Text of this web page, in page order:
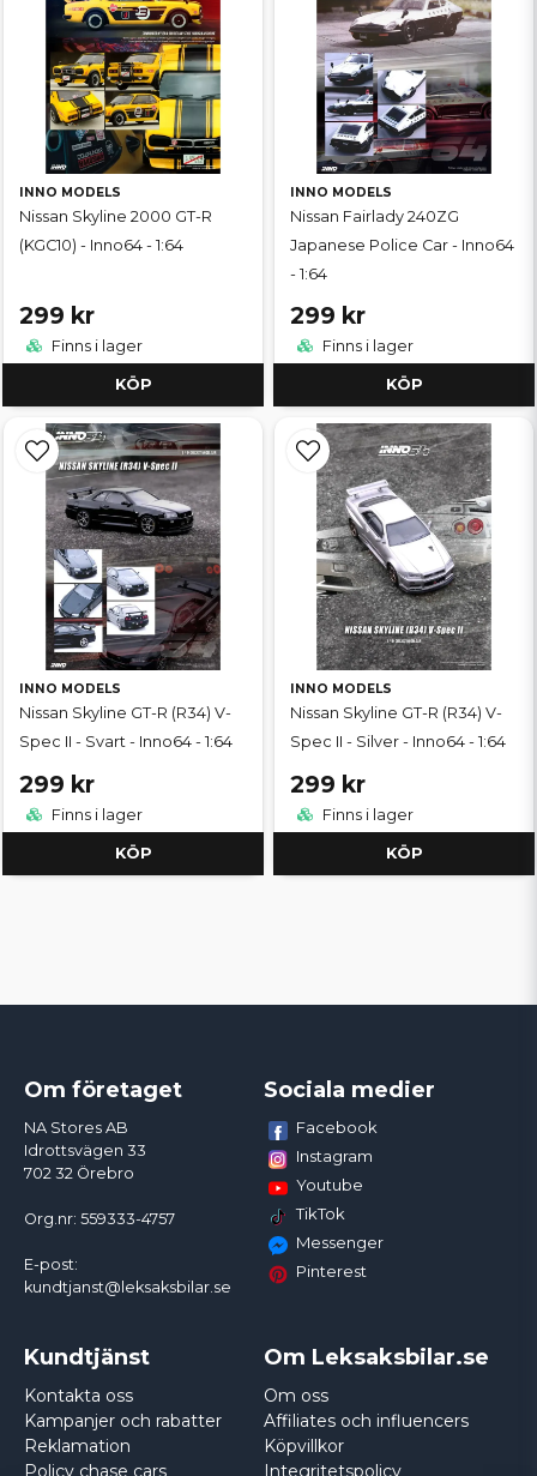
INNO MODELS
Nissan Skyline 2000 GT-R
(KGC10) - Inno64 - 1:64
299 kr
Finns i lager
KÖP
INNO MODELS
Nissan Fairlady 240ZG
Japanese Police Car - Inno64
- 1:64
299 kr
Finns i lager
KÖP
INNO MODELS
Nissan Skyline GT-R (R34) V-
Spec II - Svart - Inno64 - 1:64
299 kr
Finns i lager
KÖP
INNO MODELS
Nissan Skyline GT-R (R34) V-
Spec II - Silver - Inno64 - 1:64
299 kr
Finns i lager
KÖP
Om företaget
NA Stores AB
Idrottsvägen 33
702 32 Örebro
Org.nr: 559333-4757
E-post:
kundtjanst@leksaksbilar.se
Sociala medier
Facebook
Instagram
Youtube
TikTok
Messenger
Pinterest
Kundtjänst
Kontakta oss
Kampanjer och rabatter
Reklamation
Policy chase cars
Om Leksaksbilar.se
Om oss
Affiliates och influencers
Köpvillkor
Integritetspolicy